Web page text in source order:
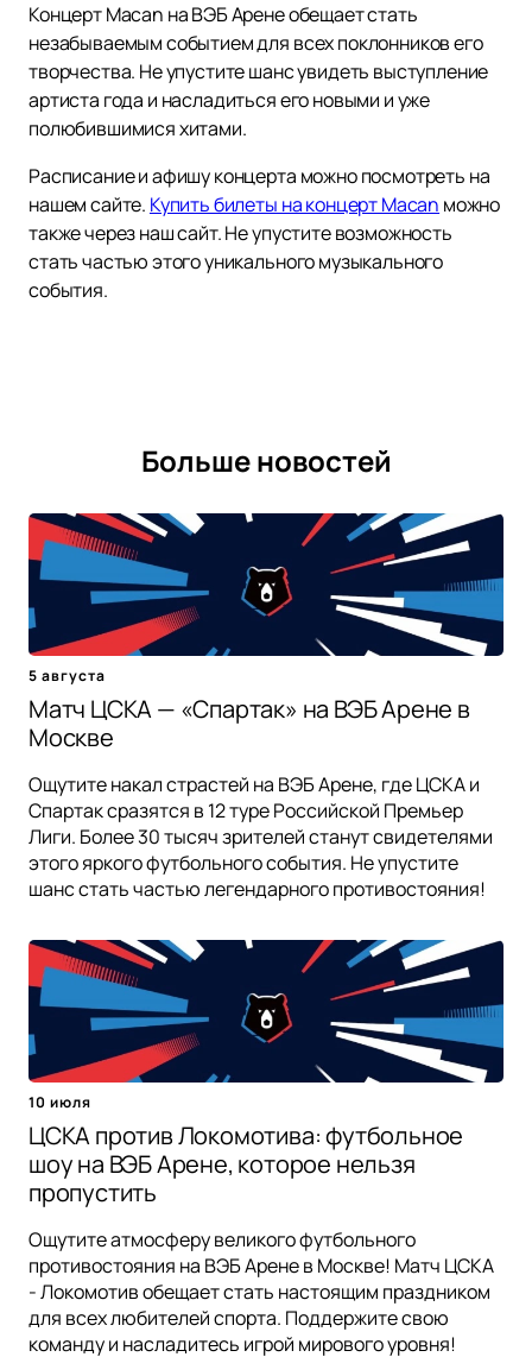
Концерт Macan на ВЭБ Арене обещает стать
незабываемым событием для всех поклонников его
творчества. Не упустите шанс увидеть выступление
артиста года и насладиться его новыми и уже
полюбившимися хитами.
Расписание и афишу концерта можно посмотреть на
нашем сайте. Купить билеты на концерт Macan можно
также через наш сайт. Не упустите возможность
стать частью этого уникального музыкального
события.
Больше новостей
5 августа
Матч ЦСКА — «Спартак» на ВЭБ Арене в
Москве
Ощутите накал страстей на ВЭБ Арене, где ЦСКА и
Спартак сразятся в 12 туре Российской Премьер
Лиги. Более 30 тысяч зрителей станут свидетелями
этого яркого футбольного события. Не упустите
шанс стать частью легендарного противостояния!
10 июля
ЦСКА против Локомотива: футбольное
шоу на ВЭБ Арене, которое нельзя
пропустить
Ощутите атмосферу великого футбольного
противостояния на ВЭБ Арене в Москве! Матч ЦСКА
- Локомотив обещает стать настоящим праздником
для всех любителей спорта. Поддержите свою
команду и насладитесь игрой мирового уровня!